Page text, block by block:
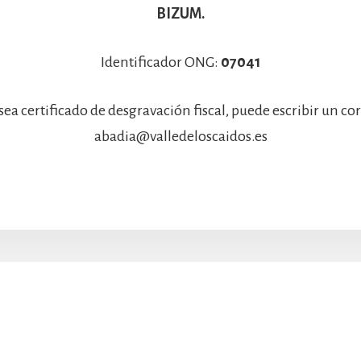
BIZUM.
Identificador ONG: 07041
certificado de desgravación fiscal, puede escribir un
abadia@valledeloscaidos.es